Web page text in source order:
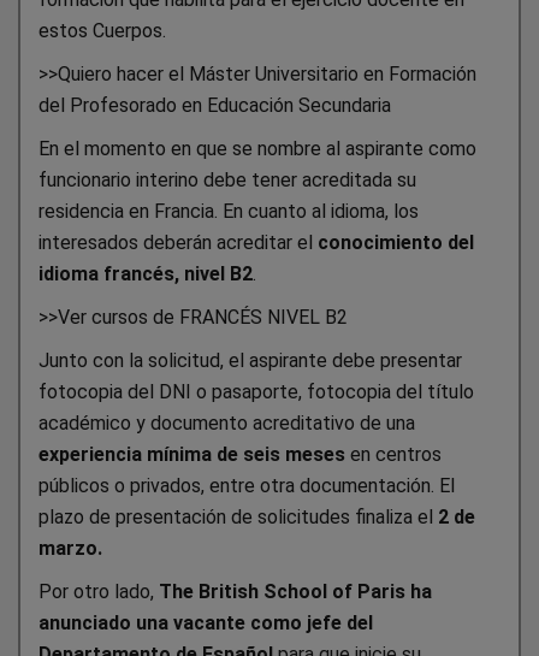
estos Cuerpos.
>>Quiero hacer el Máster Universitario en Formación
del Profesorado en Educación Secundaria
En el momento en que se nombre al aspirante como
funcionario interino debe tener acreditada su
residencia en Francia. En cuanto al idioma, los
interesados deberán acreditar el conocimiento del
idioma francés, nivel B2
>>Ver cursos de FRANCÉS NIVEL B2
Junto con la solicitud, el aspirante debe presentar
fotocopia del DNI o pasaporte, fotocopia del título
académico y documento acreditativo de una
experiencia mínima de seis meses en centros
públicos o privados, entre otra documentación. El
plazo de presentación de solicitudes finaliza el 2 de
marzo.
Por otro lado, The British School of Paris ha
anunciado una vacante como jefe del